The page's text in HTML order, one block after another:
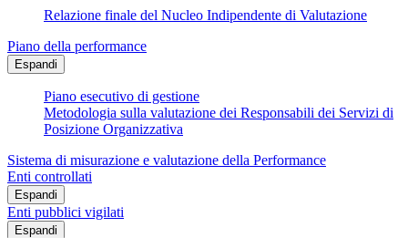
Relazione finale del Nucleo Indipendente di Valutazione
Piano della performance
Espandi
Piano esecutivo di gestione
Metodologia sulla valutazione dei Responsabili dei Servizi di
Posizione Organizzativa
Sistema di misurazione e valutazione della Performance
Enti controllati
Espandi
Enti pubblici vigilati
Espandi